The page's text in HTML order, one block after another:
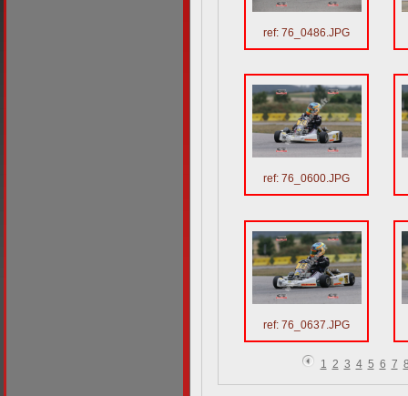
ref: 76_0486.JPG
ref: 76_0600.JPG
ref: 76_0637.JPG
1 2 3 4 5 6 7